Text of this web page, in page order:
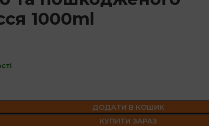
1000ml
ДОДАТИ В КОШИК
КУПИТИ ЗАРАЗ